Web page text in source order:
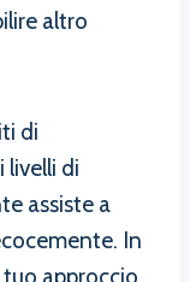
altro
di
livelli di
assiste a
In